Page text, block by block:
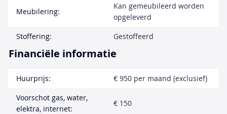
Meubilering:
Kan gemeubileerd worden
opgeleverd
Stoffering:
Gestoffeerd
Financiële informatie
Huurprijs:
€ 950 per maand (exclusief)
Voorschot gas, water,
elektra, internet:
€ 150